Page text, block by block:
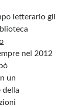
letterario gli
nel 2012
un
della